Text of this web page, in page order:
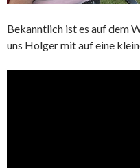
Bekanntlich ist es auf dem
uns Holger mit auf eine